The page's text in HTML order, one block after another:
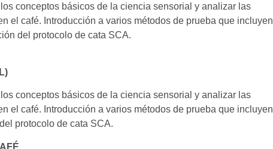
conceptos básicos de la ciencia sensorial y analizar las
el café. Introducción a varios métodos de prueba que incluyen
del protocolo de cata SCA.
conceptos básicos de la ciencia sensorial y analizar las
el café. Introducción a varios métodos de prueba que incluyen
protocolo de cata SCA.